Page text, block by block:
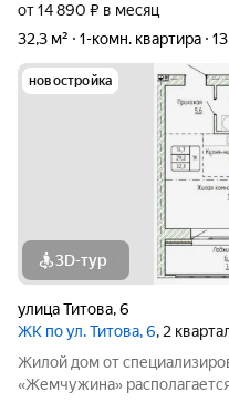
от 14 890 ₽ в месяц
32,3 м²
1-комн. квартира
новостройка
3D-тур
улица Титова,6
ЖК по ул. Титова, 6, 2
Жилой дом от
«Жемчужина» располагается